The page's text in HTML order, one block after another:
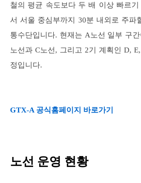
철의 평균 속도보다 두 배 이상 빠르
서 서울 중심부까지 30분 내외로 주파
통수단입니다. 현재는 A노선 일부 구
노선과 C노선, 그리고 2기 계획인 D,
정입니다.
GTX-A 공식홈페이지 바로가기
노선 운영 현황